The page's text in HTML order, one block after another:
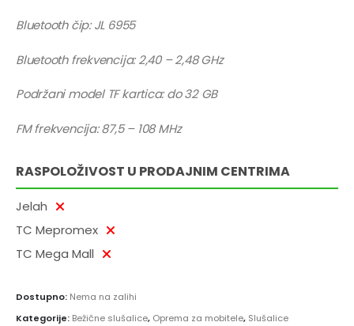
Bluetooth čip: JL 6955
Bluetooth frekvencija: 2,40 – 2,48 GHz
Podržani model TF kartica: do 32 GB
FM frekvencija: 87,5 – 108 MHz
RASPOLOŽIVOST U PRODAJNIM CENTRIMA
Jelah
TC Mepromex
TC Mega Mall
Dostupno: Nema na zalihi
Kategorije: Bežične slušalice, Oprema za mobitele, Slušalice